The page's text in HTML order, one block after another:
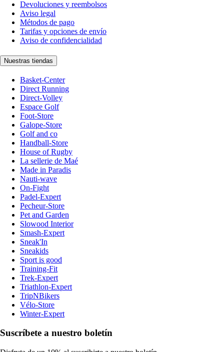
Devoluciones y reembolsos
Aviso legal
Métodos de pago
Tarifas y opciones de envío
Aviso de confidencialidad
Nuestras tiendas
Basket-Center
Direct Running
Direct-Volley
Espace Golf
Foot-Store
Galope-Store
Golf and co
Handball-Store
House of Rugby
La sellerie de Maé
Made in Paradis
Nauti-wave
On-Fight
Padel-Expert
Pecheur-Store
Pet and Garden
Slowood Interior
Smash-Expert
Sneak'In
Sneakids
Sport is good
Training-Fit
Trek-Expert
Triathlon-Expert
TripNBikers
Vélo-Store
Winter-Expert
Suscríbete a nuestro boletín